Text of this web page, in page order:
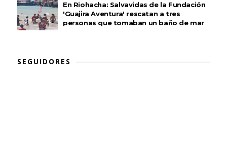
En Riohacha: Salvavidas de la Fundación
'Guajira Aventura' rescatan a tres
personas que tomaban un baño de mar
SEGUIDORES